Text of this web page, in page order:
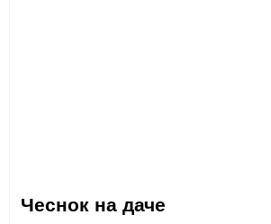
Чеснок на даче